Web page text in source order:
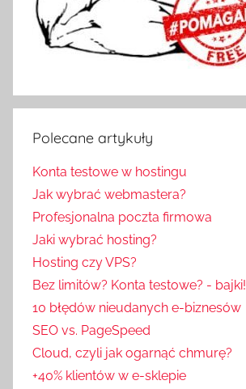
Polecane artykuły
Konta testowe w hostingu
Jak wybrać webmastera?
Profesjonalna poczta firmowa
Jaki wybrać hosting?
Hosting czy VPS?
Bez limitów? Konta testowe? - bajki!
10 błędów nieudanych e-biznesów
SEO vs. PageSpeed
Cloud, czyli jak ogarnąć chmurę?
+40% klientów w e-sklepie